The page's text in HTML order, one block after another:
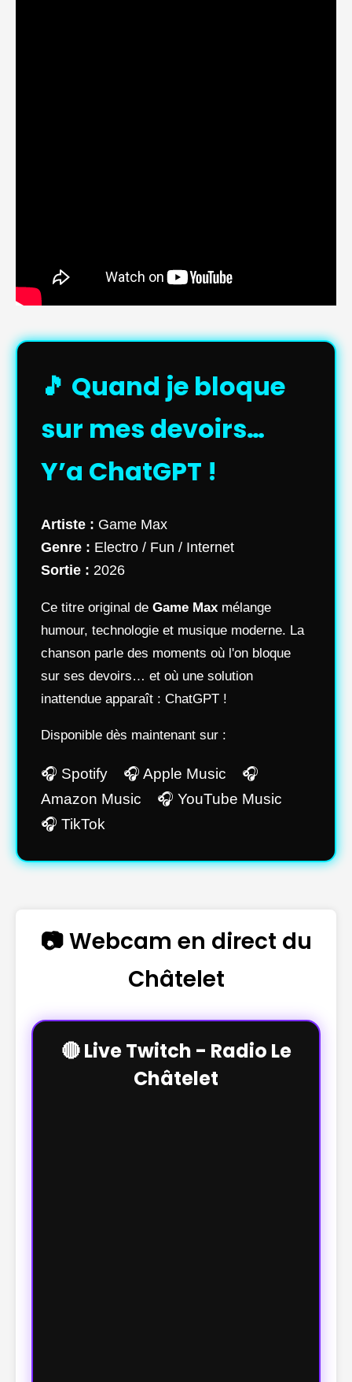
🎵 Quand je bloque
sur mes devoirs…
Y’a ChatGPT !
Artiste : Game Max
Genre : Electro / Fun / Internet
Sortie : 2026
Ce titre original de Game Max mélange
humour, technologie et musique moderne. La
chanson parle des moments où l'on bloque
sur ses devoirs… et où une solution
inattendue apparaît : ChatGPT !
Disponible dès maintenant sur :
🎧 Spotify 🎧 Apple Music 🎧
Amazon Music 🎧 YouTube Music
🎧 TikTok
📷 Webcam en direct du
Châtelet
🔴 Live Twitch - Radio Le
Châtelet